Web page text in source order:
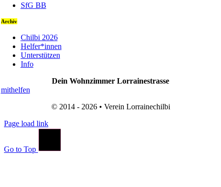
SfG BB
Archiv
Chilbi 2026
Helfer*innen
Unterstützen
Info
Dein Wohnzimmer Lorrainestrasse
mithelfen
© 2014 - 2026 • Verein Lorrainechilbi
Page load link
Go to Top